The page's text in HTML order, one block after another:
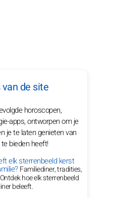
de site
horoscopen,
apps, ontworpen om je
je te laten genieten van
bieden heeft!
elk sterrenbeeld kerst
Familiediner, tradities,
hoe elk sterrenbeeld
beleeft.